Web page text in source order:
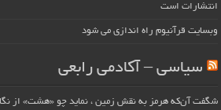
انتشارات است
وبسایت قرآنیوم راه اندازی می شود
سیاسی – آکادمی رابعی
شگفت آن‌که هرمز به نقش زمین ، نماید چو «هشت» از